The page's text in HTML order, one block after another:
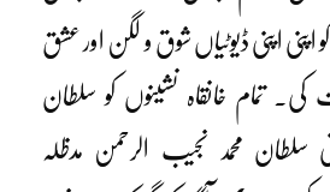
اپنی اپنی ڈیوٹیاں شوق و لگن اور عشق
تمام خانقاہ نشینوں کو سلطان
سلطان محمد نجیب الرحمن مدظلہ